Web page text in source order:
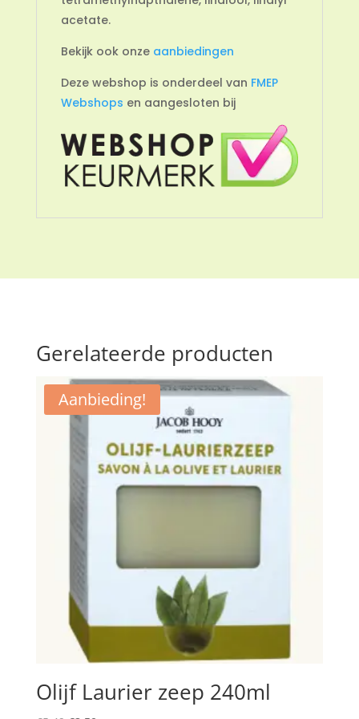
acetate.
Bekijk ook onze aanbiedingen
Deze webshop is onderdeel van FMEP
Webshops en aangesloten bij
Gerelateerde producten
Aanbieding!
Olijf Laurier zeep 240ml